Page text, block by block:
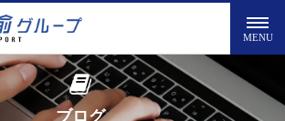
ブログ